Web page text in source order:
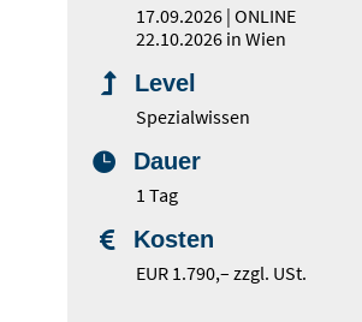
17.09.2026 | ONLINE
22.10.2026 in Wien
 Level
Spezialwissen

Dauer
1 Tag
 Kosten
EUR 1.790,– zzgl. USt.